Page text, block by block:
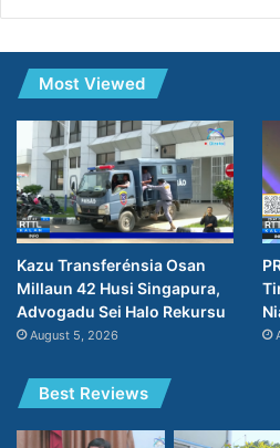
Most Viewed
Kazu Transferénsia Osan
Millaun 42 Husi Singapura,
Advogadu Sei Halo Rekursu
August 5, 2026
Best Reviews